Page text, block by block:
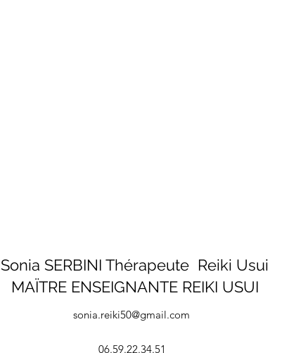
Sonia SERBINI Thérapeute Reiki Usui
MAÏTRE ENSEIGNANTE REIKI USUI
sonia.reiki50@gmail.com
06.59.22.34.51